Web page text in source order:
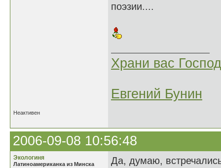
поэзии....
Храни вас
Евгений Бунин
Неактивен
2006-09-08 10:56:48
Экологиня
Латиноамериканка из Минска
Да, думаю,